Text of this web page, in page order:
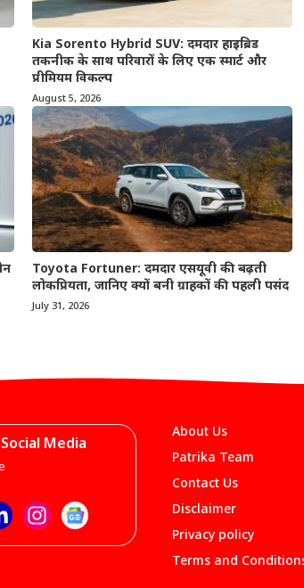
Kia Sorento Hybrid SUV: दमदार हाइब्रिड
तकनीक के साथ परिवारों के लिए एक स्मार्ट और
प्रीमियम विकल्प
August 5, 2026
Toyota Fortuner: दमदार एसयूवी की बढ़ती
लोकप्रियता, जानिए क्यों बनी ग्राहकों की पहली पसंद
July 31, 2026
Media
About Us
Patrika Team
Contact Us
Disclaimer
Privacy policy
Terms and